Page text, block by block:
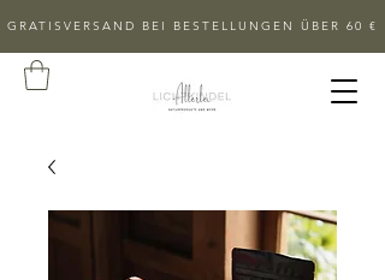
GRATISVERSAND BEI BESTELLUNGEN ÜBER 60 €